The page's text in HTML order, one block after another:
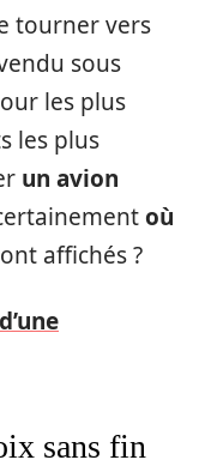
tourner vers
sous
les plus
les plus
un avion
où
affichés ?
sans fin